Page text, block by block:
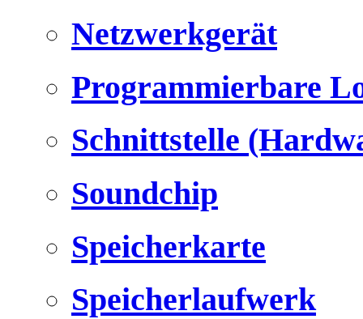
Netzwerkgerät
Programmierbare
Schnittstelle
Soundchip
Speicherkarte
Speicherlaufwerk